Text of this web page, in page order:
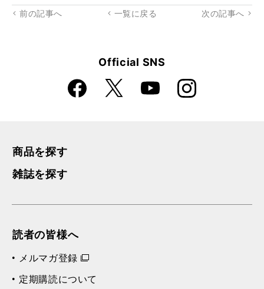
rk
前の記事へ 一覧に戻る 次の記事へ
Official SNS
Faceboo
k
X YouTube Instagra
m
商品を探す
雑誌を探す
読者の皆様へ
メルマガ登録
定期購読について